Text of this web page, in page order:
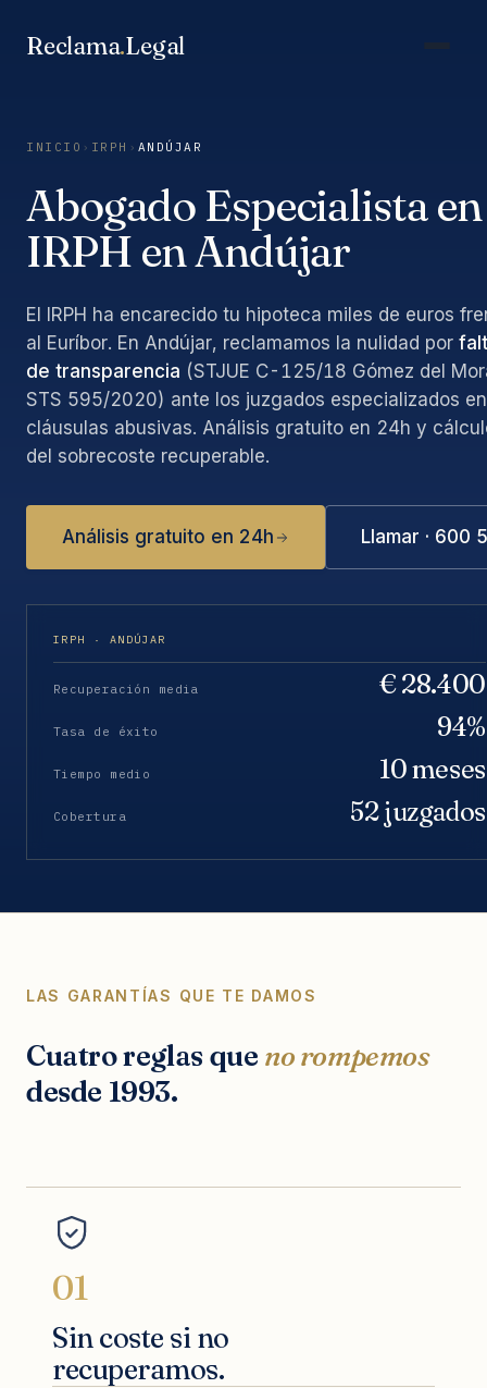
Reclama.Legal
INICIO › IRPH › ANDÚJAR
Abogado Especialista en
IRPH en Andújar
El IRPH ha encarecido tu hipoteca miles de euros
al Euríbor. En Andújar, reclamamos la nulidad por
de transparencia (STJUE C-125/18 Gómez del
STS 595/2020) ante los juzgados especializados en
cláusulas abusivas. Análisis gratuito en 24h y
del sobrecoste recuperable.
Análisis gratuito en 24h Llamar · 600
IRPH · ANDÚJAR
Recuperación media € 28.400
Tasa de éxito 94%
Tiempo medio 10 meses
Cobertura 52 juzgados
LAS GARANTÍAS QUE TE DAMOS
Cuatro reglas que no rompemos
desde 1993.
01
Sin coste si no
recuperamos.